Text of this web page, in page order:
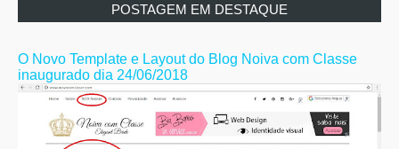
POSTAGEM EM DESTAQUE
O Novo Template e Layout do Blog Noiva com Classe
inaugurado dia 24/06/2018